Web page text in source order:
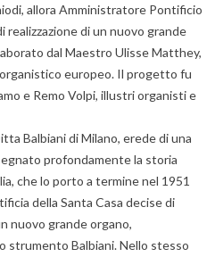
allora Amministratore Pontificio
di un nuovo grande
dal Maestro Ulisse Matthey,
europeo. Il progetto fu
e Remo Volpi, illustri organisti e
Balbiani di Milano, erede di una
profondamente la storia
che lo porto a termine nel 1951
della Santa Casa decise di
nuovo grande organo,
strumento Balbiani. Nello stesso